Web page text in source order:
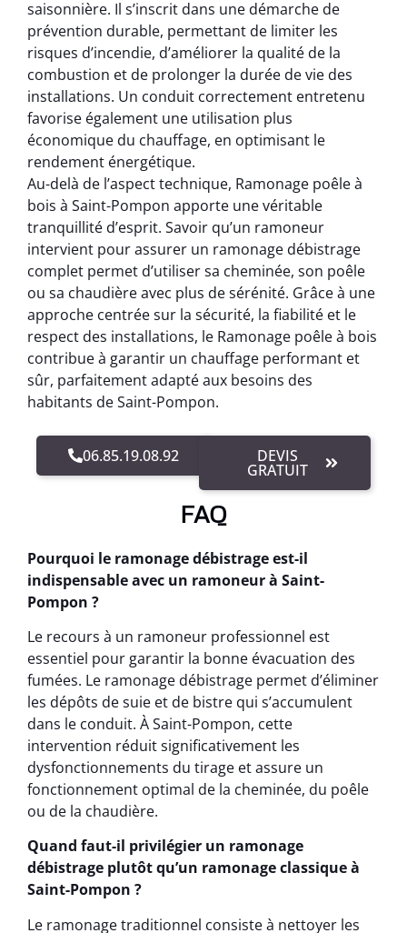
saisonnière. Il s’inscrit dans une démarche de
prévention durable, permettant de limiter les
risques d’incendie, d’améliorer la qualité de la
combustion et de prolonger la durée de vie des
installations. Un conduit correctement entretenu
favorise également une utilisation plus
économique du chauffage, en optimisant le
rendement énergétique.
Au-delà de l’aspect technique, Ramonage poêle à
bois à Saint-Pompon apporte une véritable
tranquillité d’esprit. Savoir qu’un ramoneur
intervient pour assurer un ramonage débistrage
complet permet d’utiliser sa cheminée, son poêle
ou sa chaudière avec plus de sérénité. Grâce à une
approche centrée sur la sécurité, la fiabilité et le
respect des installations, le Ramonage poêle à bois
contribue à garantir un chauffage performant et
sûr, parfaitement adapté aux besoins des
habitants de Saint-Pompon.
06.85.19.08.92 DEVIS
GRATUIT
FAQ
Pourquoi le ramonage débistrage est-il
indispensable avec un ramoneur à Saint-
Pompon ?
Le recours à un ramoneur professionnel est
essentiel pour garantir la bonne évacuation des
fumées. Le ramonage débistrage permet d’éliminer
les dépôts de suie et de bistre qui s’accumulent
dans le conduit. À Saint-Pompon, cette
intervention réduit significativement les
dysfonctionnements du tirage et assure un
fonctionnement optimal de la cheminée, du poêle
ou de la chaudière.
Quand faut-il privilégier un ramonage
débistrage plutôt qu’un ramonage classique à
Saint-Pompon ?
Le ramonage traditionnel consiste à nettoyer les